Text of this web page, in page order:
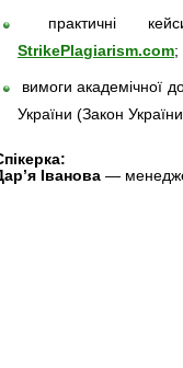
практичні
StrikePlagiarism.com;
вимоги академічної
України (Закон
Іванова —